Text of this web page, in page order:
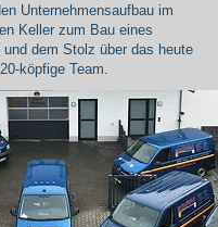
Unternehmensaufbau im
Keller zum Bau eines
und dem Stolz über das heute
köpfige Team.